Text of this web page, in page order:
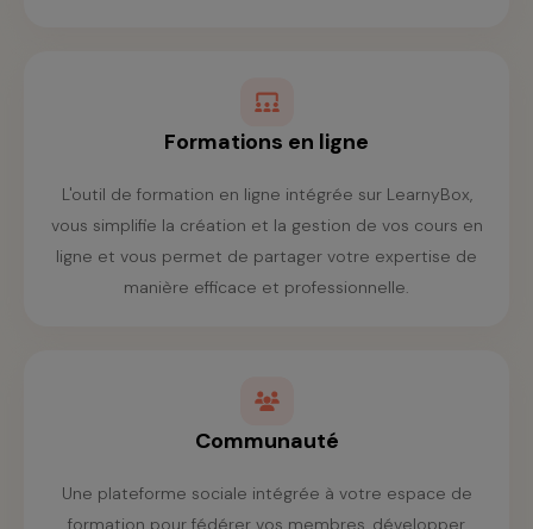
Formations en ligne
L'outil de formation en ligne intégrée sur LearnyBox,
vous simplifie la création et la gestion de vos cours en
ligne et vous permet de partager votre expertise de
manière efficace et professionnelle.
Communauté
Une plateforme sociale intégrée à votre espace de
formation pour fédérer vos membres, développer